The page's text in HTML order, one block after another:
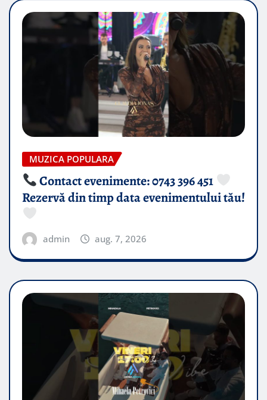
MUZICA POPULARA
Contact evenimente: 0743 396 451
Rezervă din timp data evenimentului tău!
admin aug. 7, 2026